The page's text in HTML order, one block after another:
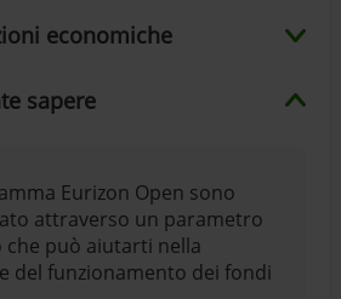
economiche
sapere
Eurizon Open sono
attraverso un parametro
può aiutarti nella
del funzionamento dei fondi